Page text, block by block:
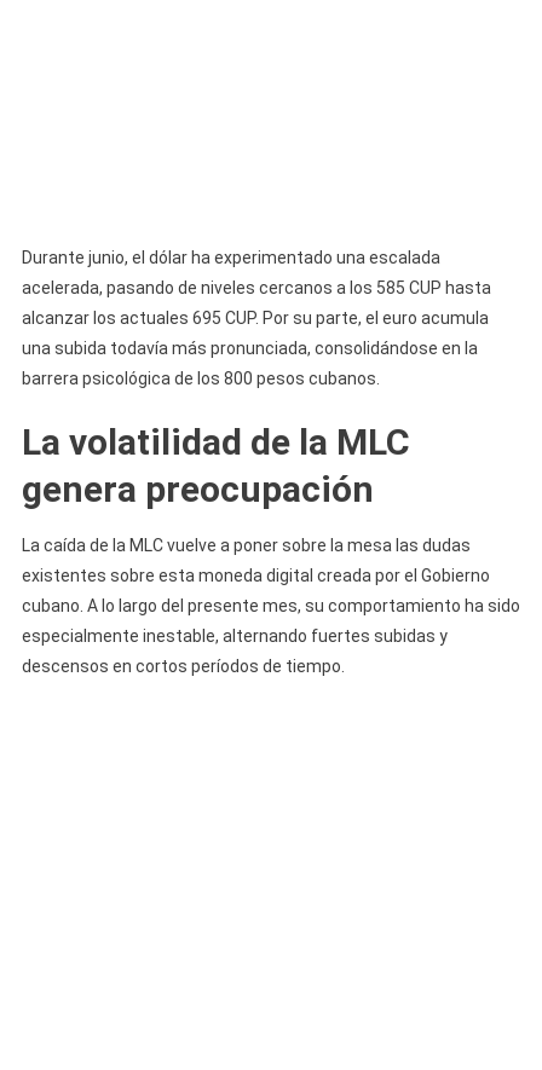
Durante junio, el dólar ha experimentado una escalada
acelerada, pasando de niveles cercanos a los 585 CUP hasta
alcanzar los actuales 695 CUP. Por su parte, el euro acumula
una subida todavía más pronunciada, consolidándose en la
barrera psicológica de los 800 pesos cubanos.
La volatilidad de la MLC
genera preocupación
La caída de la MLC vuelve a poner sobre la mesa las dudas
existentes sobre esta moneda digital creada por el Gobierno
cubano. A lo largo del presente mes, su comportamiento ha sido
especialmente inestable, alternando fuertes subidas y
descensos en cortos períodos de tiempo.